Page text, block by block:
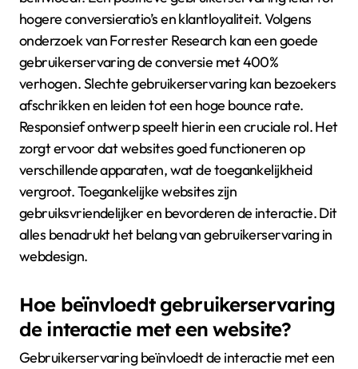
hogere conversieratio’s en klantloyaliteit. Volgens
onderzoek van Forrester Research kan een goede
gebruikerservaring de conversie met 400%
verhogen. Slechte gebruikerservaring kan bezoekers
afschrikken en leiden tot een hoge bounce rate.
Responsief ontwerp speelt hierin een cruciale rol. Het
zorgt ervoor dat websites goed functioneren op
verschillende apparaten, wat de toegankelijkheid
vergroot. Toegankelijke websites zijn
gebruiksvriendelijker en bevorderen de interactie. Dit
alles benadrukt het belang van gebruikerservaring in
webdesign.
Hoe beïnvloedt gebruikerservaring
de interactie met een website?
Gebruikerservaring beïnvloedt de interactie met een